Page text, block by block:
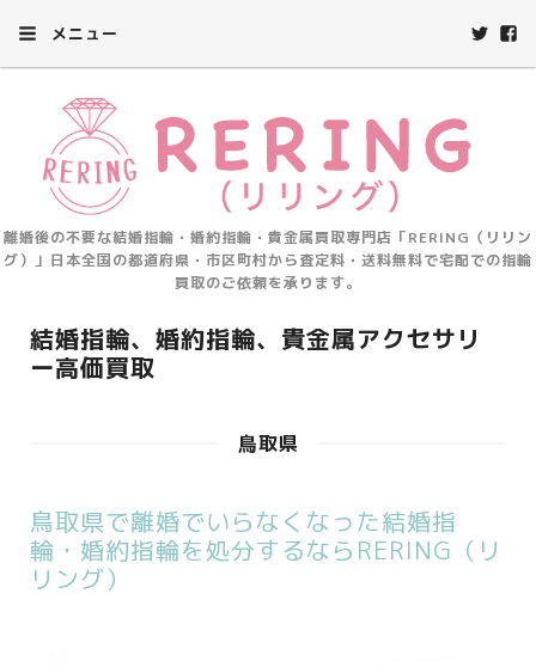
メニュー
離婚後の不要な結婚指輪・婚約指輪・貴金属買取専門店「RERING（リリン
グ）」日本全国の都道府県・市区町村から査定料・送料無料で宅配での指輪
買取のご依頼を承ります。
結婚指輪、婚約指輪、貴金属アクセサリ
ー高価買取
鳥取県
鳥取県で離婚でいらなくなった結婚指
輪・婚約指輪を処分するならRERING（リ
リング）